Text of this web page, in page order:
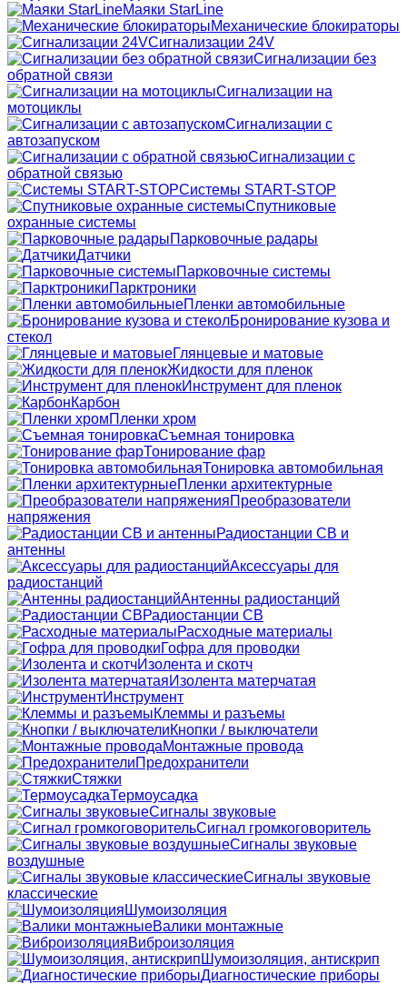
Маяки StarLine
Механические блокираторы
Сигнализации 24V
Сигнализации без
обратной связи
Сигнализации на
мотоциклы
Сигнализации с
автозапуском
Сигнализации с
обратной связью
Системы START-STOP
Спутниковые
охранные системы
Парковочные радары
Датчики
Парковочные системы
Парктроники
Пленки автомобильные
Бронирование кузова и
стекол
Глянцевые и матовые
Жидкости для пленок
Инструмент для пленок
Карбон
Пленки хром
Съемная тонировка
Тонирование фар
Тонировка автомобильная
Пленки архитектурные
Преобразователи
напряжения
Радиостанции CB и
антенны
Аксессуары для
радиостанций
Антенны радиостанций
Радиостанции CB
Расходные материалы
Гофра для проводки
Изолента и скотч
Изолента матерчатая
Инструмент
Клеммы и разъемы
Кнопки / выключатели
Монтажные провода
Предохранители
Стяжки
Термоусадка
Сигналы звуковые
Сигнал громкоговоритель
Сигналы звуковые
воздушные
Сигналы звуковые
классические
Шумоизоляция
Валики монтажные
Виброизоляция
Шумоизоляция, антискрип
Диагностические приборы